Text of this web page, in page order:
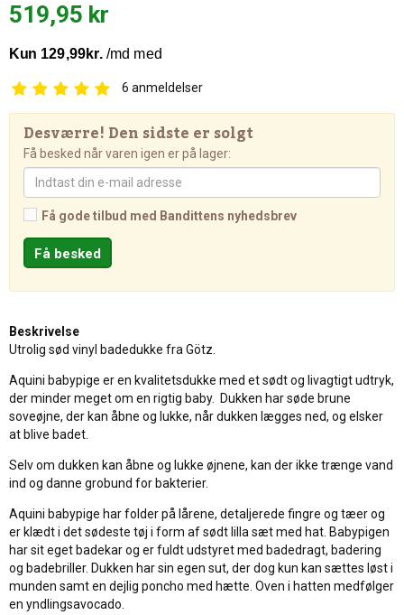
519,95 kr
6 anmeldelser
Desværre! Den sidste er solgt
Få besked når varen igen er på lager:
Få gode tilbud med Bandittens nyhedsbrev
Beskrivelse
Utrolig sød vinyl badedukke fra Götz.
Aquini babypige er en kvalitetsdukke med et sødt og livagtigt udtryk,
der minder meget om en rigtig baby. Dukken har søde brune
soveøjne, der kan åbne og lukke, når dukken lægges ned, og elsker
at blive badet.
Selv om dukken kan åbne og lukke øjnene, kan der ikke trænge vand
ind og danne grobund for bakterier.
Aquini babypige har folder på lårene, detaljerede fingre og tæer og
er klædt i det sødeste tøj i form af sødt lilla sæt med hat. Babypigen
har sit eget badekar og er fuldt udstyret med badedragt, badering
og badebriller. Dukken har sin egen sut, der dog kun kan sættes løst i
munden samt en dejlig poncho med hætte. Oven i hatten medfølger
en yndlingsavocado.